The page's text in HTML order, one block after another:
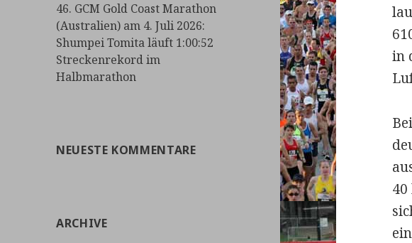
46. GCM Gold Coast Marathon
(Australien) am 4. Juli 2026:
Shumpei Tomita läuft 1:00:52
Streckenrekord im
Halbmarathon
NEUESTE KOMMENTARE
ARCHIVE
in